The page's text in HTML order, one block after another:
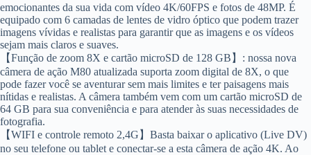
emocionantes da sua vida com vídeo 4K/60FPS e fotos de 48MP. É
equipado com 6 camadas de lentes de vidro óptico que podem trazer
imagens vívidas e realistas para garantir que as imagens e os vídeos
sejam mais claros e suaves.
【Função de zoom 8X e cartão microSD de 128 GB】: nossa nova
câmera de ação M80 atualizada suporta zoom digital de 8X, o que
pode fazer você se aventurar sem mais limites e ter paisagens mais
nítidas e realistas. A câmera também vem com um cartão microSD de
64 GB para sua conveniência e para atender às suas necessidades de
fotografia.
【WIFI e controle remoto 2,4G】Basta baixar o aplicativo (Live DV)
no seu telefone ou tablet e conectar-se a esta câmera de ação 4K. Ao